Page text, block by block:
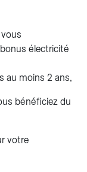
électricité
au moins 2 ans,
bénéficiez du
votre